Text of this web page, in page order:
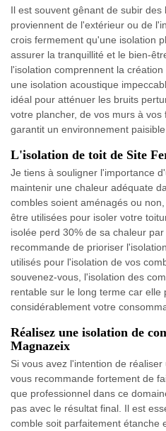
Il est souvent gênant de subir
proviennent de l'extérieur ou de
crois fermement qu'une isolation
assurer la tranquillité et le bien-
l'isolation comprennent la
une isolation acoustique
idéal pour atténuer les bruits
votre plancher, de vos murs à
garantit un environnement paisible
L'isolation de toit de Site
Je tiens à souligner l'importance
maintenir une chaleur adéquate
combles soient aménagés ou
être utilisées pour isoler votre
isolée perd 30% de sa chaleur
recommande de prioriser
utilisés pour l'isolation de vos
souvenez-vous, l'isolation des
rentable sur le long terme car elle
considérablement votre
Réalisez une isolation de
Magnazeix
Si vous avez l'intention de
vous recommande fortement de
que professionnel dans ce
pas avec le résultat final. Il est
comble soit parfaitement étanche